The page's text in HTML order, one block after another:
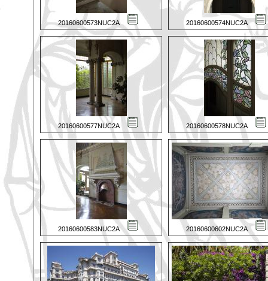
20160600573NUC2A 20160600574NUC2A
20160600577NUC2A 20160600578NUC2A
20160600583NUC2A 20160600602NUC2A